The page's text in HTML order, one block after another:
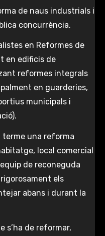
de naus industrials i
concurrència.
en Reformes de
en edificis de
reformes integrals
en guarderies,
municipals i
terme una reforma
local comercial
de reconeguda
els
abans i durant la
s’ha de reformar,